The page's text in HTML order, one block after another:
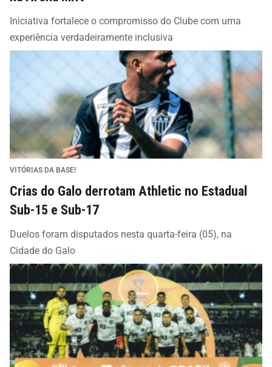
Iniciativa fortalece o compromisso do Clube com uma
experiência verdadeiramente inclusiva
VITÓRIAS DA BASE!
Crias do Galo derrotam Athletic no Estadual
Sub-15 e Sub-17
Duelos foram disputados nesta quarta-feira (05), na
Cidade do Galo